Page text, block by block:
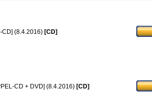
CD] (8.4.2016) [CD]
CD + DVD] (8.4.2016) [CD]